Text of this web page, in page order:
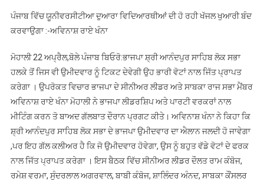
ਉਮੀਦਵਾਰ
ਕਰੇਗਾ
ਅਵਿਨਾਸ਼
ਰਾਏ
ਖੰਨਾ
ਪੰਜਾਬ ਵਿੱਚ ਯੂਨੀਵਰਸੀਟੀਆ ਦੁਆਰਾ ਵਿਦਿਆਰਥੀਆਂ ਦੀ ਹੋ ਰਹੀ ਖੱਜਲ ਖੁਆਰੀ ਬੰਦ
ਕਰਵਾਉਗਾ :-ਅਵਿਨਾਸ਼ ਰਾਏ ਖੰਨਾ
ਮੋਹਾਲੀ 22 ਅਪ੍ਰੈਲ,ਬੋਲੇ ਪੰਜਾਬ ਬਿਓਰੋ:ਭਾਜਪਾ ਸ਼੍ਰੀ ਆਨੰਦਪੁਰ ਸਾਹਿਬ ਲੋਕ ਸਭਾ
ਹਲਕੇ ਤੋਂ ਜਿਸ ਵੀ ਉਮੀਦਵਾਰ ਨੂੰ ਟਿਕਟ ਦੇਵੇਗੀ ਉਹ ਭਾਰੀ ਵੋਟਾਂ ਨਾਲ ਜਿੱਤ ਪ੍ਰਾਪਤ
ਕਰੇਗਾ । ਉਪਰੋਕਤ ਵਿਚਾਰ ਭਾਜਪਾ ਦੇ ਸੀਨੀਅਰ ਲੀਡਰ ਅਤੇ ਸਾਬਕਾ ਰਾਜ ਸਭਾ ਮੈਂਬਰ
ਅਵਿਨਾਸ਼ ਰਾਏ ਖੰਨਾ ਮੋਹਾਲੀ ਨੇ ਭਾਜਪਾ ਲੀਡਰਸ਼ਿਪ ਅਤੇ ਪਾਰਟੀ ਵਰਕਰਾਂ ਨਾਲ
ਮੀਟਿੰਗ ਕਰਨ ਤੋ ਬਾਅਦ ਗੱਲਬਾਤ ਦੌਰਾਨ ਪ੍ਰਗਟ ਕੀਤੇ। ਅਵਿਨਾਸ਼ ਖੰਨਾ ਨੇ ਕਿਹਾ ਕਿ
ਸ਼੍ਰੀ ਆਨੰਦਪੁਰ ਸਾਹਿਬ ਲੋਕ ਸਭਾ ਦੇ ਭਾਜਪਾ ਉਮੀਦਵਾਰ ਦਾ ਐਲਾਨ ਜਲਦੀ ਹੋ ਜਾਵੇਗਾ
,ਪਰ ਇਹ ਗੱਲ ਕਲੀਅਰ ਹੈ ਕਿ ਜੋ ਉਮੀਦਵਾਰ ਹੋਵੇਗਾ, ਉਸ ਨੂੰ ਬਹੁਤ ਵੱਡੇ ਵੋਟਾਂ ਦੇ ਫਰਕ
ਨਾਲ ਜਿੱਤ ਪ੍ਰਾਪਤ ਕਰੇਗਾ । ਇਸ ਬੈਠਕ ਵਿੱਚ ਸੀਨੀਅਰ ਲੀਡਰ ਦੌਲਤ ਰਾਮ ਕੰਬੋਜ,
ਰਮੇਸ਼ ਵਰਮਾ, ਸੁੰਦਰਲਾਲ ਅਗਰਵਾਲ, ਬਾਬੀ ਕੰਬੋਜ, ਸ਼ਾਲਿੰਦਰ ਅੰਨਦ, ਸਾਬਕਾ ਕੌਂਸਲਰ